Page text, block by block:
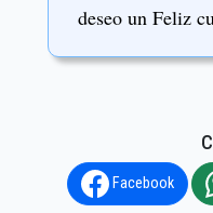
deseo un Feliz
Facebook